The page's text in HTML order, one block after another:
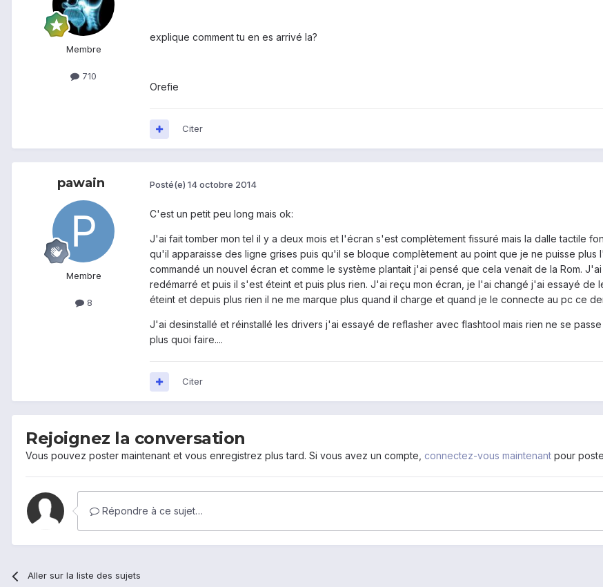
Membre
710
explique comment tu en es arrivé la?
Orefie
Citer
pawain
Membre
8
Posté(e) 14 octobre 2014
C'est un petit peu long mais ok:
J'ai fait tomber mon tel il y a deux mois et l'écran s'est complètement fissuré mais la dalle tactile
qu'il apparaisse des ligne grises puis qu'il se bloque complètement au point que je ne puisse
commandé un nouvel écran et comme le système plantait j'ai pensé que cela venait de la Rom.
redémarré et puis il s'est éteint et puis plus rien. J'ai reçu mon écran, je l'ai changé j'ai essayé de
éteint et depuis plus rien il ne me marque plus quand il charge et quand je le connecte au pc ce
J'ai desinstallé et réinstallé les drivers j'ai essayé de reflasher avec flashtool mais rien ne se
plus quoi faire....
Citer
Rejoignez la conversation
Vous pouvez poster maintenant et vous enregistrez plus tard. Si vous avez un compte, connectez-vous maintenant pour
Répondre à ce sujet…
Aller sur la liste des sujets